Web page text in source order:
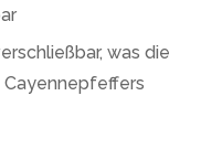
was die
Cayennepfeffers